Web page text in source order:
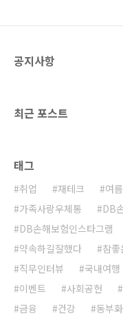
공지사항
최근 포스트
태그
취업 재테크 여름
가족사랑우체통
DB
DB손해보험인스타그램
약속하길잘했다
참좋
직무인터뷰
국내여행
이벤트
사회공헌
금융
건강 동부